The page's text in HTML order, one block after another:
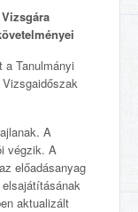
Tanulmányi
A
végzik. A
előadásanyag
aktualizált